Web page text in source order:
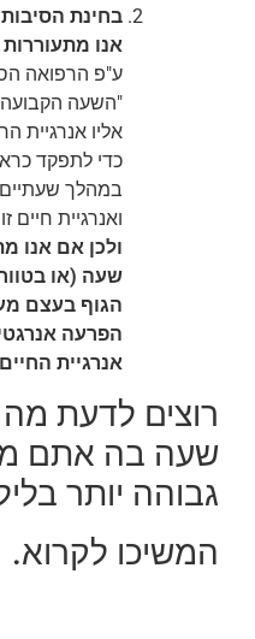
בחינת
אנו
ע"פ הרפואה
"השעה
אליו אנרגיית
כדי לתפקד
במהלך
ואנרגיית חיים
ולכן אם אנו
שעה (או
הגוף בעצם
הפרעה
אנרגיית
רוצים לדעת
שעה בה אתם
גבוהה יותר
המשיכו לקרוא.